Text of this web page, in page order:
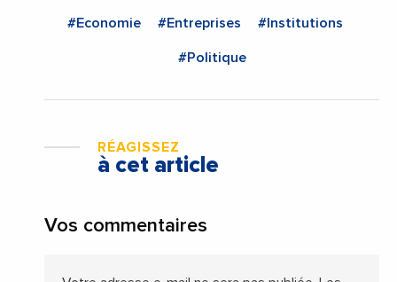
#Economie #Entreprises #Institutions
#Politique
RÉAGISSEZ
à cet article
Vos commentaires